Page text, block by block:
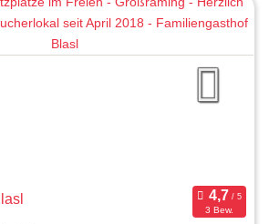
3 Bew.